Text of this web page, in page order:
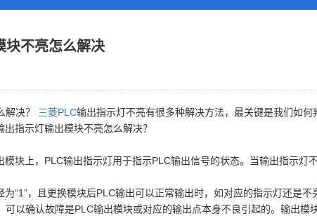
块不亮怎么解决
解决？ 三菱PLC输出指示灯不亮有很多种解决方法，最关键是我们如何
指示灯输出模块不亮怎么解决？
块上，PLC输出指示灯用于指示PLC输出信号的状态。当输出指示灯不
“1”，且更换模块后PLC输出可以正常输出时，如对应的指示灯还是不
以确认故障是PLC输出模块或对应的输出点本身不良引起的。输出模